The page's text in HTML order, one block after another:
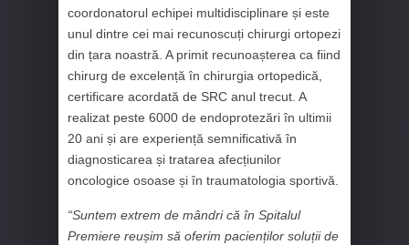
coordonatorul echipei multidisciplinare și este
unul dintre cei mai recunoscuți chirurgi ortopezi
din țara noastră. A primit recunoașterea ca fiind
chirurg de excelență în chirurgia ortopedică,
certificare acordată de SRC anul trecut. A
realizat peste 6000 de endoprotezări în ultimii
20 ani și are experiență semnificativă în
diagnosticarea și tratarea afecțiunilor
oncologice osoase și în traumatologia sportivă.
“Suntem extrem de mândri că în Spitalul
Premiere reușim să oferim pacienților soluții de